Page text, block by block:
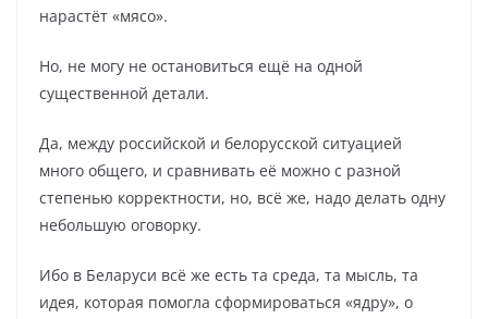
нарастёт «мясо».
Но, не могу не остановиться ещё на одной
существенной детали.
Да, между российской и белорусской ситуацией
много общего, и сравнивать её можно с разной
степенью корректности, но, всё же, надо делать одну
небольшую оговорку.
Ибо в Беларуси всё же есть та среда, та мысль, та
идея, которая помогла сформироваться «ядру», о